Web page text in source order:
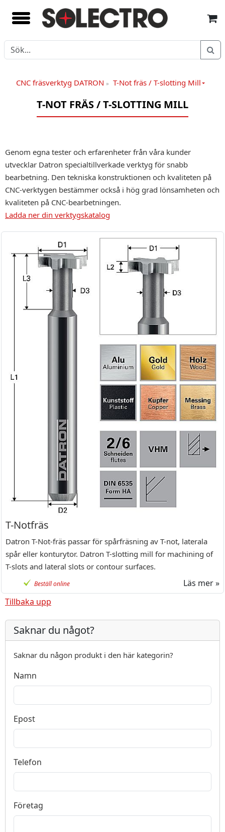
CNC fräsverktyg DATRON » T-Not fräs / T-slotting Mill
T-NOT FRÄS / T-SLOTTING MILL
Genom egna tester och erfarenheter från våra kunder
utvecklar Datron specialtillverkade verktyg för snabb
bearbetning. Den tekniska konstruktionen och kvaliteten på
CNC-verktygen bestämmer också i hög grad lönsamheten och
kvaliteten på CNC-bearbetningen.
Ladda ner din verktygskatalog
T-Notfräs
Datron T-Not-fräs passar för spårfräsning av T-not, laterala
spår eller konturytor. Datron T-slotting mill for machining of
T-slots and lateral slots or contour surfaces.
Beställ online
Läs mer »
Tillbaka upp
Saknar du något?
Saknar du någon produkt i den här kategorin?
Namn
Epost
Telefon
Företag